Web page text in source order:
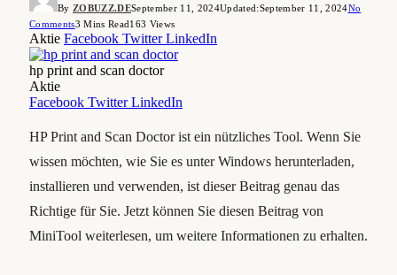
By ZOBUZZ.DESeptember 11, 2024Updated:September 11, 2024No
Comments3 Mins Read163 Views
Aktie Facebook Twitter LinkedIn
hp print and scan doctor
Aktie
Facebook Twitter LinkedIn
HP Print and Scan Doctor ist ein nützliches Tool. Wenn Sie
wissen möchten, wie Sie es unter Windows herunterladen,
installieren und verwenden, ist dieser Beitrag genau das
Richtige für Sie. Jetzt können Sie diesen Beitrag von
MiniTool weiterlesen, um weitere Informationen zu erhalten.